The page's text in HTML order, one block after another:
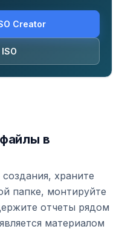
Creator
в
храните
папке, монтируйте
отчеты рядом
материалом